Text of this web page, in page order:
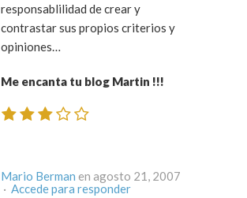
responsablilidad de crear y
contrastar sus propios criterios y
opiniones…
Me encanta tu blog Martin !!!
Mario Berman en agosto 21, 2007
· Accede para responder